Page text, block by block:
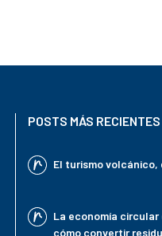
POSTS MÁS RECIENTES
El turismo volcánico,
La economía circular
cómo convertir